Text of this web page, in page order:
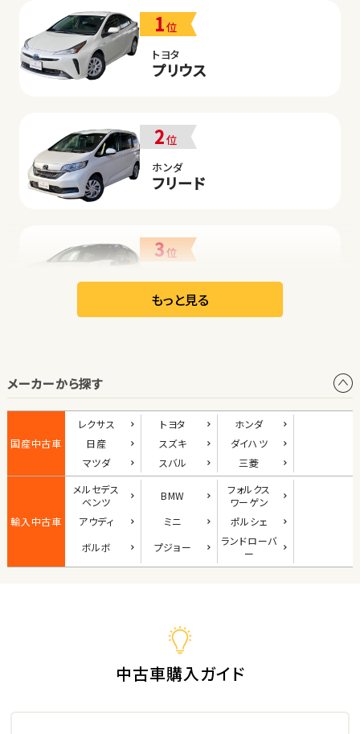
1位
トヨタ
プリウス
2位
ホンダ
フリード
3位
日産
リーフ
1位
ダイハツ
コペン
2
ロードスター
ホンダ
S660
もっと見る
メーカーから探す
国産中古車
レクサス トヨタ
ホンダ
日産
スズキ
ダイハツ
マツダ
スバル 三菱
輸入中古車
メルセデス
ベンツ
BMW
フォルクス
ワーゲン
アウディ
ミニ
ポルシェ
ボルボ
プジョー ランドローバ
ー
中古車購入ガイド